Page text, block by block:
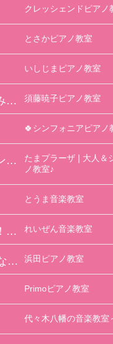
クレッシェンドピアノ
とさかピアノ教室
いしじまピアノ教室
町田ピアノコンクール本選に進みます 須藤暁子ピアノ教室
🍀シンフォニアピアノ
シニア（少人数グループレッスン♪）
たまプラーザ❘大人＆
ノ教室♪
とうま音楽教室
『「ここまでできた」が伝える！成長のYouTube』 れいぜん音楽教室
第30回発表会を記念して、素敵なゲストをお呼びしました 浜田ピアノ教室
Primoピアノ教室
代々木八幡の音楽教室